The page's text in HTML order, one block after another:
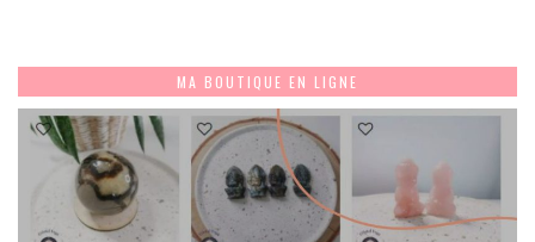
MA BOUTIQUE EN LIGNE